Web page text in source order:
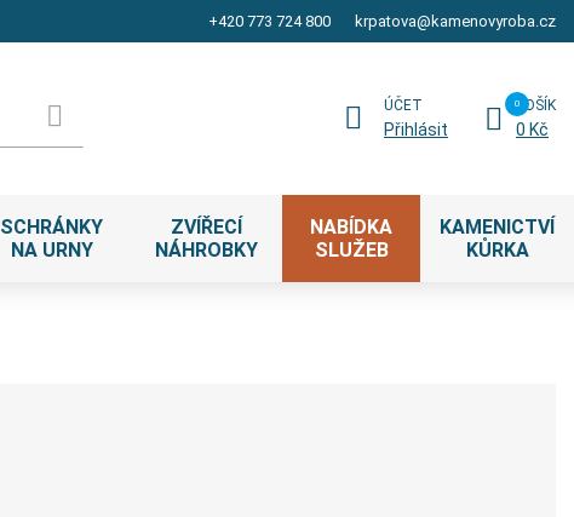
+420 773 724 800 krpatova@kamenovyroba.cz
ÚČET
Přihlásit
KOŠÍK
0 Kč
SCHRÁNKY
NA URNY
ZVÍŘECÍ
NÁHROBKY
NABÍDKA
SLUŽEB
KAMENICTVÍ
KŮRKA